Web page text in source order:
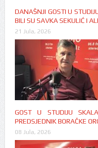
DANAŠNJI GOSTI U
BILI SU SAVKA SEKULIĆ I
21 Jula, 2026
GOST U STUDIJU
PREDSJEDNIK BORAČKE
08 Jula, 2026